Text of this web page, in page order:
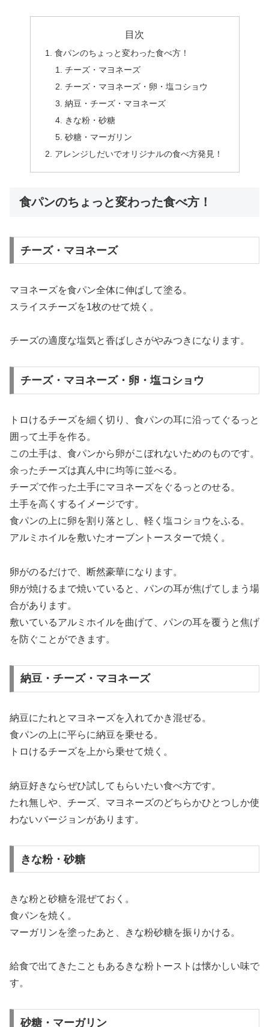
目次
食パンのちょっと変わった食べ方！
チーズ・マヨネーズ
チーズ・マヨネーズ・卵・塩コショウ
納豆・チーズ・マヨネーズ
きな粉・砂糖
砂糖・マーガリン
アレンジしだいでオリジナルの食べ方発見！
食パンのちょっと変わった食べ方！
チーズ・マヨネーズ
マヨネーズを食パン全体に伸ばして塗る。
スライスチーズを1枚のせて焼く。
チーズの適度な塩気と香ばしさがやみつきになります。
チーズ・マヨネーズ・卵・塩コショウ
トロけるチーズを細く切り、食パンの耳に沿ってぐるっと
囲って土手を作る。
この土手は、食パンから卵がこぼれないためのものです。
余ったチーズは真ん中に均等に並べる。
チーズで作った土手にマヨネーズをぐるっとのせる。
土手を高くするイメージです。
食パンの上に卵を割り落とし、軽く塩コショウをふる。
アルミホイルを敷いたオーブントースターで焼く。
卵がのるだけで、断然豪華になります。
卵が焼けるまで焼いていると、パンの耳が焦げてしまう場
合があります。
敷いているアルミホイルを曲げて、パンの耳を覆うと焦げ
を防ぐことができます。
納豆・チーズ・マヨネーズ
納豆にたれとマヨネーズを入れてかき混ぜる。
食パンの上に平らに納豆を乗せる。
トロけるチーズを上から乗せて焼く。
納豆好きならぜひ試してもらいたい食べ方です。
たれ無しや、チーズ、マヨネーズのどちらかひとつしか使
わないバージョンがあります。
きな粉・砂糖
きな粉と砂糖を混ぜておく。
食パンを焼く。
マーガリンを塗ったあと、きな粉砂糖を振りかける。
給食で出てきたこともあるきな粉トーストは懐かしい味で
す。
砂糖・マーガリン